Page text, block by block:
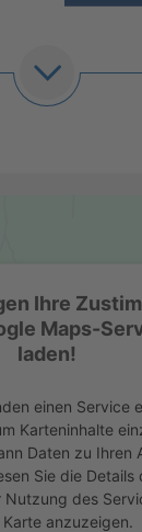
Ihre
Maps-
laden!
einen Service
Karteninhalte
Daten zu Ihren
Sie die Details
Nutzung des
Karte anzuzeigen.